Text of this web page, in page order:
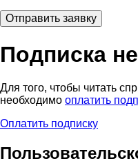
Подписка
Для того, чтобы читать
необходимо оплатить
Оплатить подписку